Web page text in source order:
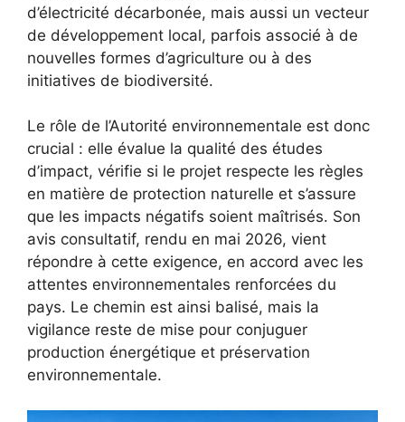
d’électricité décarbonée, mais aussi un vecteur
de développement local, parfois associé à de
nouvelles formes d’agriculture ou à des
initiatives de biodiversité.
Le rôle de l’Autorité environnementale est donc
crucial : elle évalue la qualité des études
d’impact, vérifie si le projet respecte les règles
en matière de protection naturelle et s’assure
que les impacts négatifs soient maîtrisés. Son
avis consultatif, rendu en mai 2026, vient
répondre à cette exigence, en accord avec les
attentes environnementales renforcées du
pays. Le chemin est ainsi balisé, mais la
vigilance reste de mise pour conjuguer
production énergétique et préservation
environnementale.